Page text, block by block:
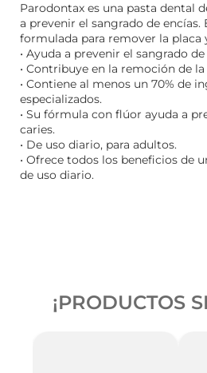
Parodontax es una pasta dental
a prevenir el sangrado de encías.
formulada para remover la placa
• Ayuda a prevenir el sangrado de
• Contribuye en la remoción de
• Contiene al menos un 70% de
especializados.
• Su fórmula con flúor ayuda a
caries.
• De uso diario, para adultos.
• Ofrece todos los beneficios de
de uso diario.
¡PRODUCTOS